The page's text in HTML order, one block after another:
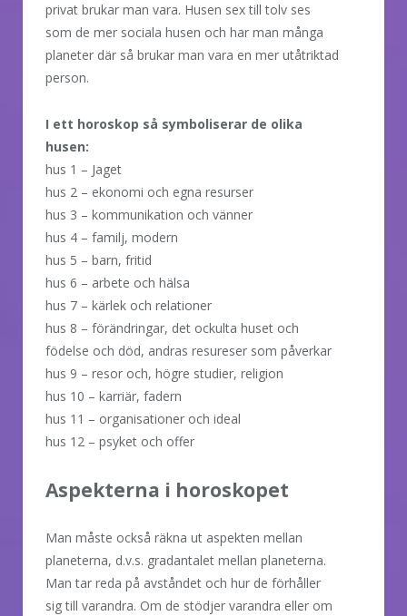
privat brukar man vara. Husen sex till tolv ses
som de mer sociala husen och har man många
planeter där så brukar man vara en mer utåtriktad
person.
I ett horoskop så symboliserar de olika
husen:
hus 1 – Jaget
hus 2 – ekonomi och egna resurser
hus 3 – kommunikation och vänner
hus 4 – familj, modern
hus 5 – barn, fritid
hus 6 – arbete och hälsa
hus 7 – kärlek och relationer
hus 8 – förändringar, det ockulta huset och
födelse och död, andras resureser som påverkar
hus 9 – resor och, högre studier, religion
hus 10 – karriär, fadern
hus 11 – organisationer och ideal
hus 12 – psyket och offer
Aspekterna i horoskopet
Man måste också räkna ut aspekten mellan
planeterna, d.v.s. gradantalet mellan planeterna.
Man tar reda på avståndet och hur de förhåller
sig till varandra. Om de stödjer varandra eller om